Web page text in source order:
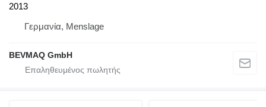
2013
Γερμανία, Menslage
BEVMAQ GmbH